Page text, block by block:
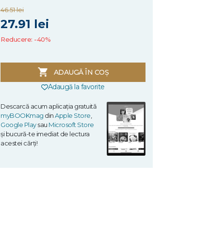
46.51 lei
27.91 lei
Reducere: -40%
ADAUGĂ ÎN COȘ
Adaugă la favorite
Descarcă acum aplicația gratuită
myBOOKmag dinApple Store
Google Playsau Microsoft Store
și bucură-te imediat de lectura
acestei cărți!